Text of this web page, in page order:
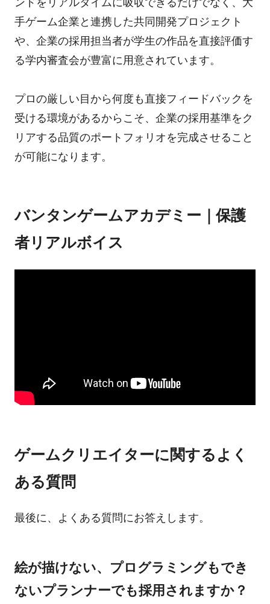
手ゲーム企業と連携した共同開発プロジェクト
や、企業の採用担当者が学生の作品を直接評価す
る学内審査会が豊富に用意されています。
プロの厳しい目から何度も直接フィードバックを
受ける環境があるからこそ、企業の採用基準をク
リアする品質のポートフォリオを完成させること
が可能になります。
バンタンゲームアカデミー｜保護
者リアルボイス
ゲームクリエイターに関するよく
ある質問
最後に、よくある質問にお答えします。
絵が描けない、プログラミングもでき
ないプランナーでも採用されますか？